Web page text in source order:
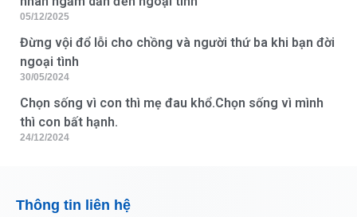
05/12/2025
Đừng vội đổ lỗi cho chồng và người thứ ba khi bạn đời
ngoại tình
30/05/2024
Chọn sống vì con thì mẹ đau khổ.Chọn sống vì mình
thì con bất hạnh.
24/12/2024
Thông tin liên hệ